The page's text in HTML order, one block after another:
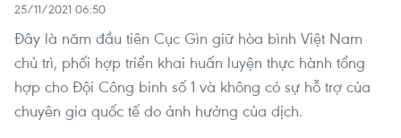
25/11/2021 06:50
Đây là năm đầu tiên Cục Gìn giữ hòa bình Việt Nam
chủ trì, phối hợp triển khai huấn luyện thực hành tổng
hợp cho Đội Công binh số 1 và không có sự hỗ trợ của
chuyên gia quốc tế do ảnh hưởng của dịch.